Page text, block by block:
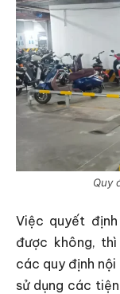
Quy
Việc quyết
được không,
các quy định
sử dụng các